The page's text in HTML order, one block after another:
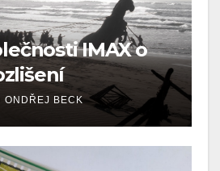
IMAX o
ONDŘEJ BECK